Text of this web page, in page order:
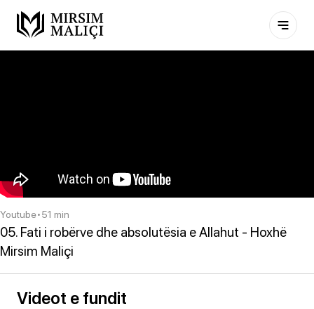
Youtube•51 min
05. Fati i robërve dhe absolutësia e Allahut - Hoxhë
Mirsim Maliçi
Videot e fundit